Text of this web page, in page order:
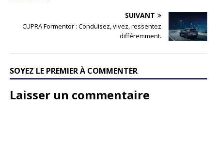
SUIVANT
CUPRA Formentor : Conduisez, vivez, ressentez
différemment.
SOYEZ LE PREMIER À COMMENTER
Laisser un commentaire